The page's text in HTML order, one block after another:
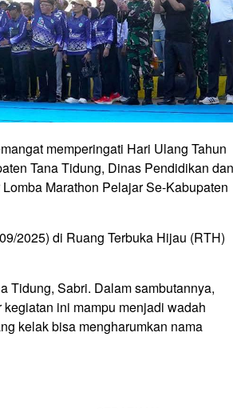
memperingati Hari Ulang Tahun
Tana Tidung, Dinas Pendidikan dan
Marathon Pelajar Se-Kabupaten
2025) di Ruang Terbuka Hijau (RTH)
Tidung, Sabri. Dalam sambutannya,
ini mampu menjadi wadah
kelak bisa mengharumkan nama